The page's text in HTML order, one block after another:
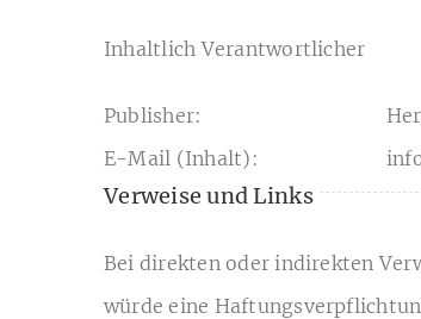
Inhaltlich Verantwortlicher
Publisher:
E-Mail (Inhalt):
Verweise und Links
Bei direkten oder indirekten
würde eine